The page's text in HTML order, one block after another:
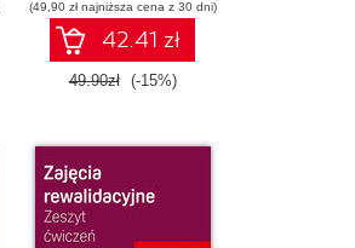
(49,90 zł najniższa cena z 30 dni)
42.41 zł
49.90zł (-15%)